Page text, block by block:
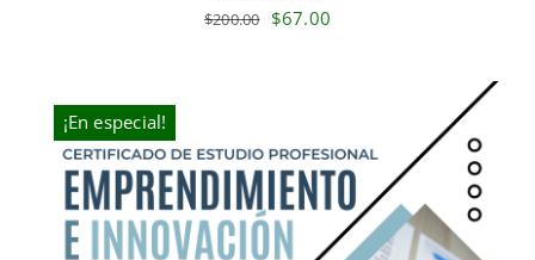
$200.00 Original
$67.00
¡En especial!